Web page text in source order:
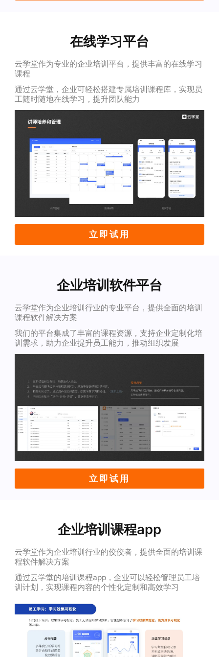
在线学习平台
云学堂作为专业的企业培训平台，提供丰富的在线学习
课程
通过云学堂，企业可轻松搭建专属培训课程库，实现员
工随时随地在线学习，提升团队能力
立即试用
企业培训软件平台
云学堂作为企业培训行业的专业平台，提供全面的培训
课程软件解决方案
我们的平台集成了丰富的课程资源，支持企业定制化培
训需求，助力企业提升员工能力，推动组织发展
立即试用
企业培训课程app
云学堂作为企业培训行业的佼佼者，提供全面的培训课
程软件解决方案
通过云学堂的培训课程app，企业可以轻松管理员工培
训计划，实现课程内容的个性化定制和高效学习